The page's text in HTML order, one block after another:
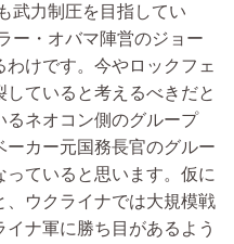
武力制圧を目指してい
ー・オバマ陣営のジョー
けです。今やロックフェ
ていると考えるべきだと
るネオコン側のグループ
ーカー元国務長官のグルー
ていると思います。仮に
、ウクライナでは大規模戦
ナ軍に勝ち目があるよう